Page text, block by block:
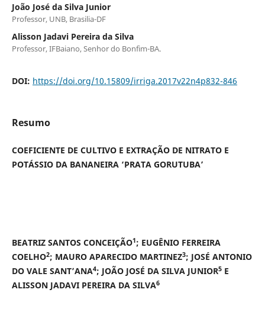
João José da Silva Junior
Professor, UNB, Brasilia-DF
Alisson Jadavi Pereira da Silva
Professor, IFBaiano, Senhor do Bonfim-BA.
DOI: https://doi.org/10.15809/irriga.2017v22n4p832-846
Resumo
COEFICIENTE DE CULTIVO E EXTRAÇÃO DE NITRATO E
POTÁSSIO DA BANANEIRA ‘PRATA GORUTUBA’
BEATRIZ SANTOS CONCEIÇÃO1; EUGÊNIO FERREIRA
COELHO2; MAURO APARECIDO MARTINEZ3; JOSÉ ANTONIO
DO VALE SANT’ANA4; JOÃO JOSÉ DA SILVA JUNIOR5E
ALISSON JADAVI PEREIRA DA SILVA6